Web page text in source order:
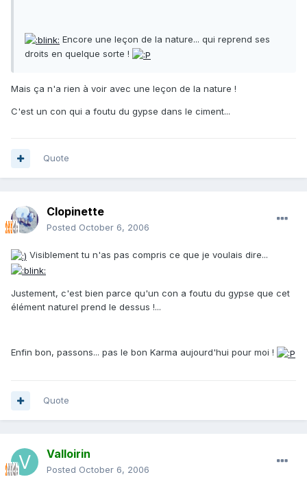
Encore une leçon de la nature... qui reprend ses
droits en quelque sorte !
Mais ça n'a rien à voir avec une leçon de la nature !
C'est un con qui a foutu du gypse dans le ciment...
Quote
Clopinette
Posted October 6, 2006
Visiblement tu n'as pas compris ce que je voulais dire...
Justement, c'est bien parce qu'un con a foutu du gypse que cet
élément naturel prend le dessus !...
Enfin bon, passons... pas le bon Karma aujourd'hui pour moi !
Quote
Valloirin
Posted October 6, 2006